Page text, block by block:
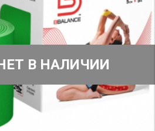
В НАЛИЧИИ